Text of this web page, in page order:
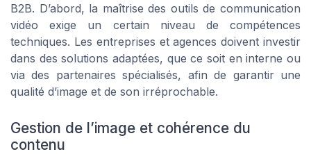
B2B. D’abord, la maîtrise des outils de communication
vidéo exige un certain niveau de compétences
techniques. Les entreprises et agences doivent investir
dans des solutions adaptées, que ce soit en interne ou
via des partenaires spécialisés, afin de garantir une
qualité d’image et de son irréprochable.
Gestion de l’image et cohérence du
contenu